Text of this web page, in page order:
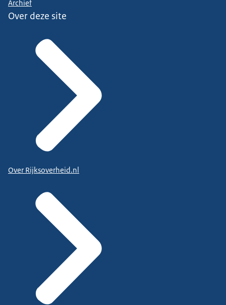
Archief
Over deze site
Over Rijksoverheid.nl